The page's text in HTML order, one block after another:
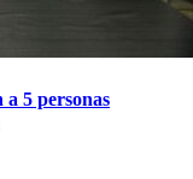
5 personas